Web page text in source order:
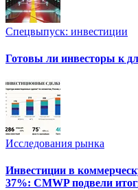
Спецвыпуск: инвестиции
Готовы ли инвесторы к
Исследования рынка
Инвестиции в
37%: CMWP подвели